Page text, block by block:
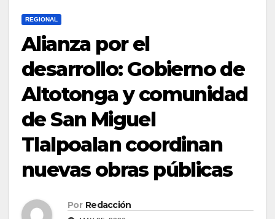
REGIONAL
Alianza por el
desarrollo: Gobierno de
Altotonga y comunidad
de San Miguel
Tlalpoalan coordinan
nuevas obras públicas
Por Redacción